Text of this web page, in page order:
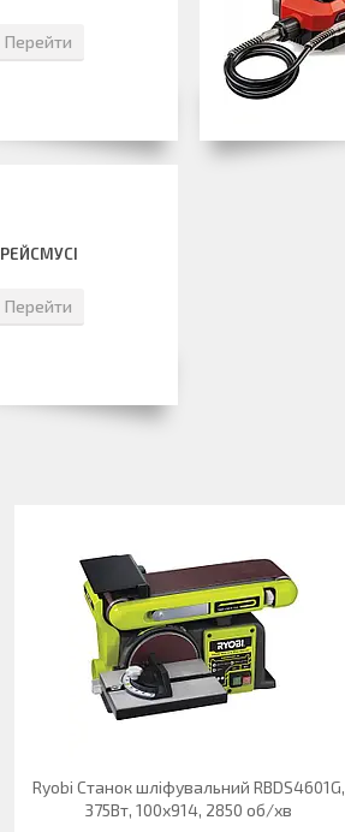
Перейти
РЕЙСМУСІ
Перейти
Ryobi Станок шліфувальний RBDS4601G,
375Вт, 100х914, 2850 об/хв